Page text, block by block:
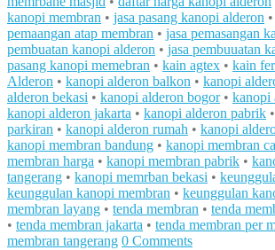
kanopi membran • jasa pasang kanopi alderon •
pemaangan atap membran • jasa pemasangan
pembuatan kanopi alderon • jasa pembuuatan
pasang kanopi memebran • kain agtex • kain
Alderon • kanopi alderon balkon • kanopi
alderon bekasi • kanopi alderon bogor• kanopi
kanopi alderon jakarta • kanopi alderon pabrik •
parkiran • kanopi alderon rumah • kanopi
kanopi membran bandung • kanopi membran
membran harga • kanopi membran pabrik •
tangerang • kanopi memrban bekasi •
keunggulan kanopi membran • keunggulan
membran layang • tenda membran • tenda
• tenda membran jakarta • tenda membran per
membran tangerang 0 Comments